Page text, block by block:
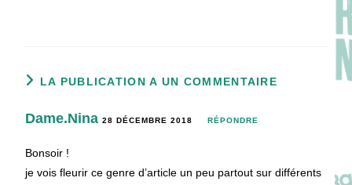
LA PUBLICATION A UN COMMENTAIRE
Dame.Nina 28 DÉCEMBRE 2018 RÉPONDRE
Bonsoir !
je vois fleurir ce genre d’article un peu partout sur différents